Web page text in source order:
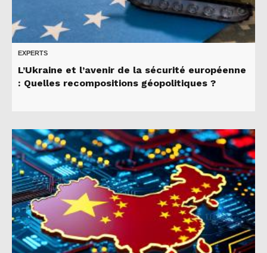
EXPERTS
L’Ukraine et l’avenir de la sécurité européenne
: Quelles recompositions géopolitiques ?